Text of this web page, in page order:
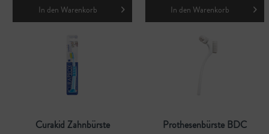
In den Warenkorb In den Warenkorb
Curakid Zahnbürste Prothesenbürste BDC